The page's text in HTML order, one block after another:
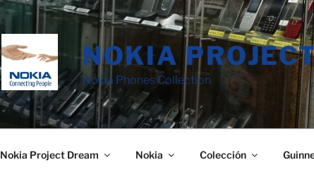
NOKIA
Nokia Phones Collection
Nokia Project Dream Nokia Colección